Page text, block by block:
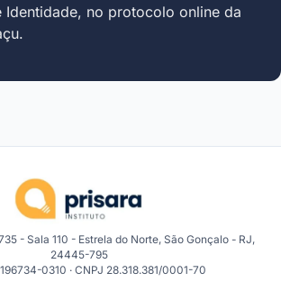
Identidade, no protocolo online da
- Sala 110 - Estrela do Norte, São Gonçalo - RJ,
24445-795
0310 · CNPJ 28.318.381/0001-70